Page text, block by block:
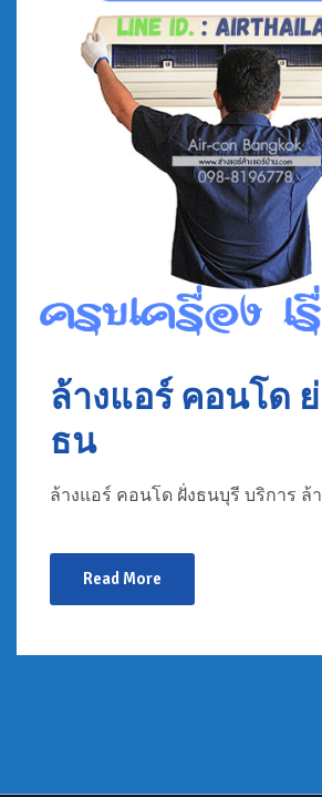
ล้างแอร์ คอนโด
ธน
ล้างแอร์ คอนโด ฝั่งธนบุรี บริการ ล้
Read More